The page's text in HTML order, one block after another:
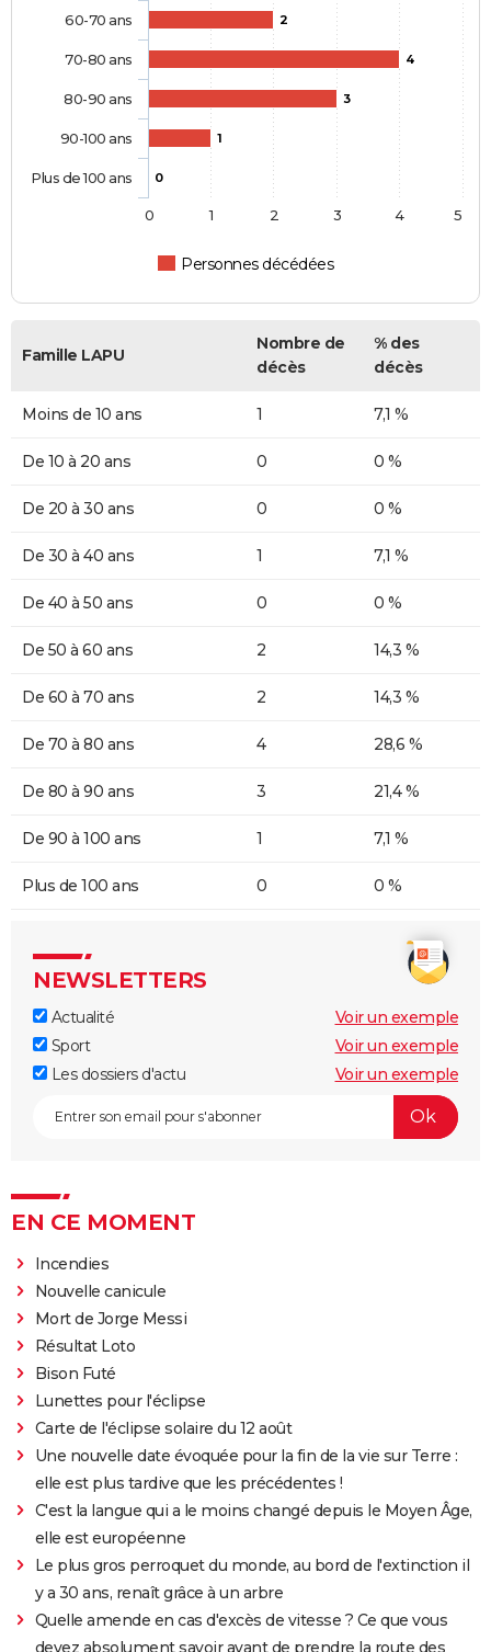
2
4
3
1
0
Personnes décédées
60-70 ans
70-80 ans
80-90 ans
90-100 ans
Plus de 100 ans
0 1 2 3 4 5
Famille LAPU
Nombre de
décès
% des
décès
Moins de 10 ans 1 7,1 %
De 10 à 20 ans 0 0 %
De 20 à 30 ans 0 0 %
De 30 à 40 ans 1 7,1 %
De 40 à 50 ans 0 0 %
De 50 à 60 ans 2 14,3 %
De 60 à 70 ans 2 14,3 %
De 70 à 80 ans 4 28,6 %
De 80 à 90 ans 3 21,4 %
De 90 à 100 ans 1 7,1 %
Plus de 100 ans 0 0 %
NEWSLETTERS
Actualité
Voir un exemple
Sport
Voir un exemple
Les dossiers d'actu
Voir un exemple
EN CE MOMENT
Incendies
Nouvelle canicule
Mort de Jorge Messi
Résultat Loto
Bison Futé
Lunettes pour l'éclipse
Carte de l'éclipse solaire du 12 août
Une nouvelle date évoquée pour la fin de la vie sur Terre :
elle est plus tardive que les précédentes !
C'est la langue qui a le moins changé depuis le Moyen Âge,
elle est européenne
Le plus gros perroquet du monde, au bord de l'extinction il
y a 30 ans, renaît grâce à un arbre
Quelle amende en cas d'excès de vitesse ? Ce que vous
devez absolument savoir avant de prendre la route des